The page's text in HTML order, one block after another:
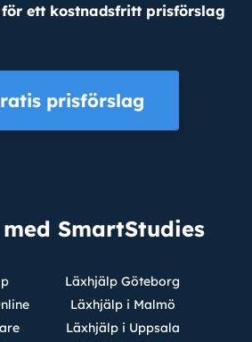
ett kostnadsfritt prisförslag
prisförslag
SmartStudies
Läxhjälp Göteborg
Läxhjälp i Malmö
Läxhjälp i Uppsala